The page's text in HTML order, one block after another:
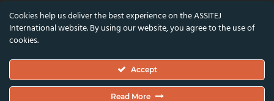
© ASSITEJ International - International
Nørregade 26, 1st Floor, 1165 Copenhagen,
Denmark
Cookies help us deliver the best experience on the ASSITEJ
International website. By using our website, you agree to the use of
cookies.
Accept
Read More